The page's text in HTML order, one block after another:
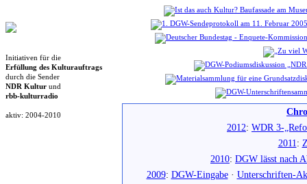
Initiativen für die
Erfüllung des Kulturauftrags
durch die Sender
NDR Kultur und
rbb-kulturradio
aktiv: 2004-2010
2012: WDR 3-
2011:
2010: DGW lässt nach
2009: DGW-Eingabe· Unterschriften-